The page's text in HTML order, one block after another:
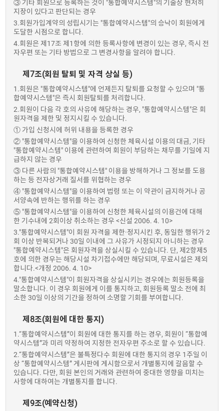
③ 기타 회원으로 등록하는 것이 "통합예약시스템"의 기술상 현저히
지장이 있다고 판단되는 경우
3.회원가입계약의 성립시기는 "통합예약시스템"의 승낙이 회원에게
도달한 시점으로 합니다.
4.회원은 제17조 제1항에 의한 등록사항에 변경이 있는 경우, 즉시 전
자우편 또는 기타 방법으로 그 변경사항을 알려야 합니다.
제7조(회원 탈퇴 및 자격 상실 등)
1.회원은 "통합예약시스템"에 언제든지 탈퇴를 요청할 수 있으며 "통
합예약시스템"은 즉시 회원탈퇴를 처리합니다.
2.회원이 다음 각 호의 사유에 해당하는 경우, "통합예약시스템"은 회
원자격을 제한 및 정지시킬 수 있습니다.
① 가입 신청시에 허위 내용을 등록한 경우
② "통합예약시스템"을 이용하여 신청한 체육시설 이용의 대금, 기타
"통합예약시스템" 이용에 관련하여 회원이 부담하는 채무를 기일에 지
급하지 않는 경우
③ 다른 사람의 "통합예약시스템" 이용을 방해하거나 그 정보를 도용
하는 등 전자상거래 질서를 위협하는 경우
④ "통합예약시스템"을 이용하여 법령 또는 이 약관이 금지하거나 공
서양속에 반하는 행위를 하는 경우
⑤ "통합예약시스템"을 이용하여 신청한 체육시설의 이용건에 대해
한 기수내에 2회이상 취소하는 경우 <신설 2006. 4. 10>
3."통합예약시스템"이 회원 자격을 제한·정지시킨 후, 동일한 행위가 2
회 이상 반복되거나 30일 이내에 그 사유가 시정되지 아니하는 경우
"통합예약시스템"은 회원자격을 상실시킬 수 있습니다. 단, 제2항제5
호에 의한 경우는 해당시설 차기접수에만 해당되며, 무료시설은 제외
합니다.<개정 2006. 4. 10>
4."통합예약시스템"이 회원자격을 상실시키는 경우에는 회원등록을
말소합니다. 이 경우 회원에게 이를 통지하고, 회원등록 말소 전에 최
소한 30일 이상의 기간을 정하여 소명할 기회를 부여합니다.
제8조(회원에 대한 통지)
1.“통합예약시스템”이 회원에 대한 통지를 하는 경우, 회원이 “통합예
약시스템”과 미리 약정하여 지정한 전자우편 주소로 할 수 있습니다.
2.“통합예약시스템”은 불특정다수 회원에 대한 통지의 경우 1주일 이
상 “통합예약시스템” 게시판에 게시함으로서 개별통지에 갈음할 수
있습니다. 다만, 회원 본인의 거래와 관련하여 중대한 영향을 미치는
사항에 대하여는 개별통지를 합니다.
제9조(예약신청)